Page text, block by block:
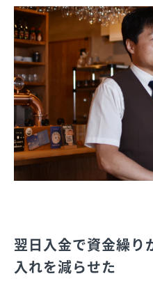
翌日入金で資金繰り
入れを減らせた